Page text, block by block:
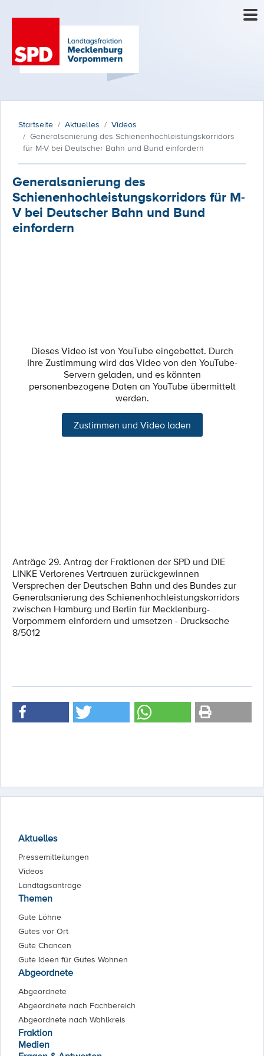
Startseite Aktuelles
Videos
Generalsanierung des Schienenhochleistungskorridors
für M-V bei Deutscher Bahn und Bund einfordern
Generalsanierung des
Schienenhochleistungskorridors für M-
V bei Deutscher Bahn und Bund
einfordern
Dieses Video ist von YouTube eingebettet. Durch
Ihre Zustimmung wird das Video von den YouTube-
Servern geladen, und es könnten
personenbezogene Daten an YouTube übermittelt
werden.
Zustimmen und Video laden
Anträge 29. Antrag der Fraktionen der SPD und DIE
LINKE Verlorenes Vertrauen zurückgewinnen
Versprechen der Deutschen Bahn und des Bundes zur
Generalsanierung des Schienenhochleistungskorridors
zwischen Hamburg und Berlin für Mecklenburg-
Vorpommern einfordern und umsetzen - Drucksache
8/5012
Aktuelles
Pressemitteilungen
Videos
Landtagsanträge
Themen
Gute Löhne
Gutes vor Ort
Gute Chancen
Gute Ideen für Gutes Wohnen
Abgeordnete
Abgeordnete
Abgeordnete nach Fachbereich
Abgeordnete nach Wahlkreis
Fraktion
Medien